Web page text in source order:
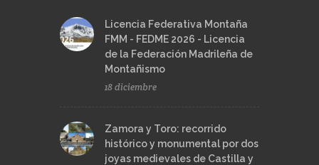
Licencia Federativa Montaña
FMM - FEDME 2026 - Licencia
de la Federación Madrileña de
Montañismo
18 diciembre
Zamora y Toro: recorrido
histórico y monumental por dos
joyas medievales de Castilla y